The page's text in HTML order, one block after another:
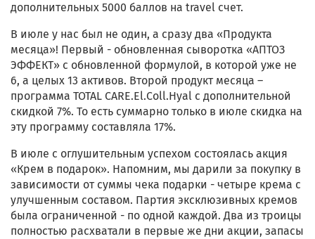
дополнительных 5000 баллов на travel счет.
В июле у нас был не один, а сразу два «Продукта
месяца»! Первый - обновленная сыворотка «АПТОЗ
ЭФФЕКТ» с обновленной формулой, в которой уже не
6, а целых 13 активов. Второй продукт месяца –
программа TOTAL CARE.El.Coll.Hyal с дополнительной
скидкой 7%. То есть суммарно только в июле скидка на
эту программу составляла 17%.
В июле с оглушительным успехом состоялась акция
«Крем в подарок». Напомним, мы дарили за покупку в
зависимости от суммы чека подарки - четыре крема с
улучшенным составом. Партия эксклюзивных кремов
была ограниченной - по одной каждой. Два из троицы
полностью расхватали в первые же дни акции, запасы